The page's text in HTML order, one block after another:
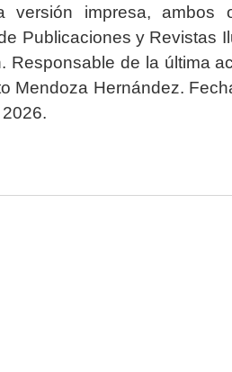
versión impresa, ambos
Publicaciones y Revistas
Responsable de la última
Mendoza Hernández.